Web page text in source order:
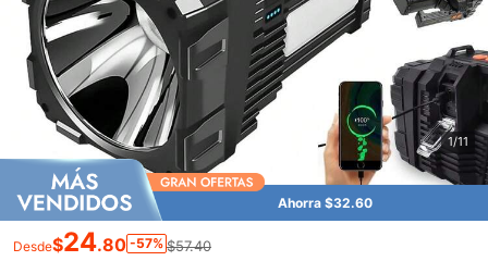
1/11
Ahorra $32.60
Desde$24.80 -57% $57.40